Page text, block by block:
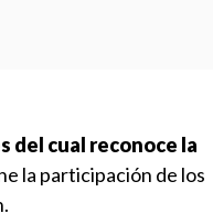
del cual reconoce la
la participación de los